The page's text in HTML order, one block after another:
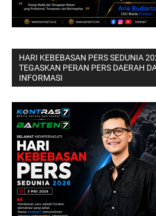
HARI KEBEBASAN PERS SEDUNIA
TEGASKAN PERAN PERS DAERAH
INFORMASI